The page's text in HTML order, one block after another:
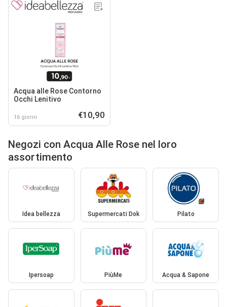
Acqua alle Rose Contorno
Occhi Lenitivo
16 giorni €10,90
Negozi con Acqua Alle Rose nel loro
assortimento
Idea bellezza Supermercati Dok Pilato
Ipersoap PiùMe Acqua & Sapone